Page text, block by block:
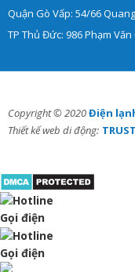
Quận Gò Vấp: 54/66
TP Thủ Đức: 986 Phạm
Copyright © 2020Điện
Thiết kế web di động:
Gọi điện
Gọi điện